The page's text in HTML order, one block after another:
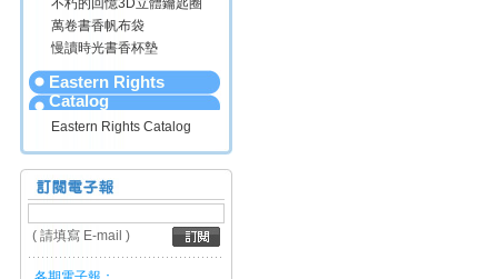
不朽的回憶3D立體鑰匙圈
萬卷書香帆布袋
慢讀時光書香杯墊
Eastern Rights
Catalog
Eastern Rights Catalog
( 請填寫 E-mail )